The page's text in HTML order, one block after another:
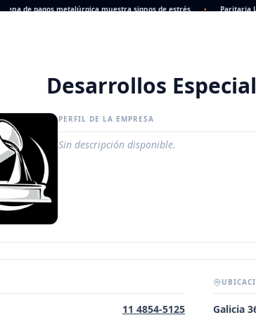
de pagos metalúrgica muestra signos de estrés • Paritaria UOM
Desarrollos
PERFIL DE LA EMPRESA
Sin descripción disponible.
11 4854-5125
Galicia